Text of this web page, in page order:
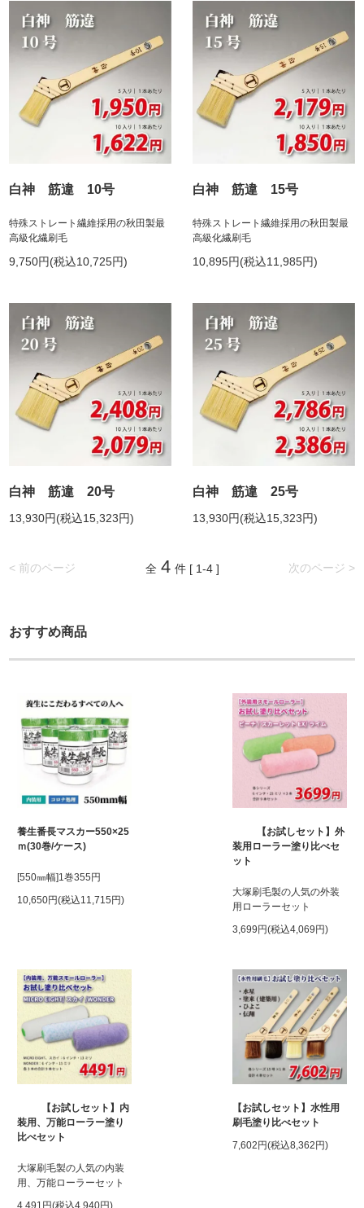
白神 筋違 10号
特殊ストレート繊維採用の秋田製最
高級化繊刷毛
9,750円(税込10,725円)
白神 筋違 15号
特殊ストレート繊維採用の秋田製最
高級化繊刷毛
10,895円(税込11,985円)
白神 筋違 20号
13,930円(税込15,323円)
白神 筋違 25号
13,930円(税込15,323円)
< 前のページ 次のページ >
全 4 件 [ 1-4 ]
おすすめ商品
養生番長マスカー550×25
ｍ(30巻/ケース)
[550㎜幅]1巻355円
10,650円(税込11,715円)
【お試しセット】外
装用ローラー塗り比べセ
ット
大塚刷毛製の人気の外装
用ローラーセット
3,699円(税込4,069円)
【お試しセット】内
装用、万能ローラー塗り
比べセット
大塚刷毛製の人気の内装
用、万能ローラーセット
4,491円(税込4,940円)
【お試しセット】水性用
刷毛塗り比べセット
7,602円(税込8,362円)